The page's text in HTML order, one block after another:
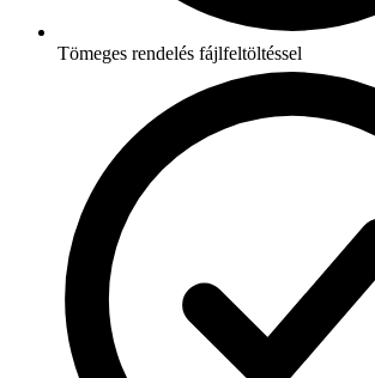
Tömeges rendelés fájlfeltöltéssel